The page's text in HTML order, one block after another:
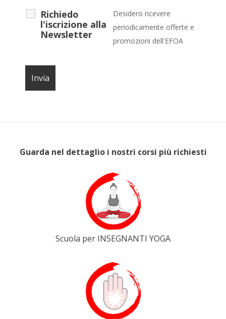
Richiedo
l'iscrizione alla
Newsletter
Desidero ricevere
periodicamente offerte e
promozioni dell'EFOA
Guarda nel dettaglio i nostri corsi più richiesti
Scuola per INSEGNANTI YOGA